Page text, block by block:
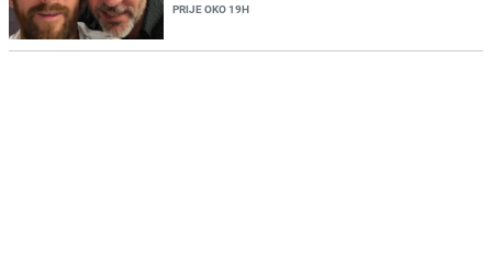
PRIJE OKO 19H